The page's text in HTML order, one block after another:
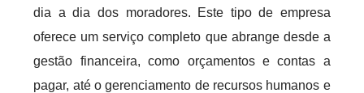
dia a dia dos moradores. Este tipo de empresa
oferece um serviço completo que abrange desde a
gestão financeira, como orçamentos e contas a
pagar, até o gerenciamento de recursos humanos e